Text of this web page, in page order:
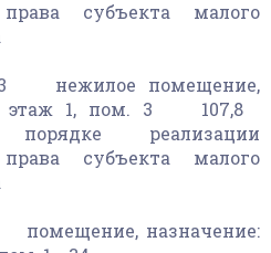
субъекта малого
помещение,
этаж 1, пом. 3 107,8
реализации
субъекта малого
назначение: